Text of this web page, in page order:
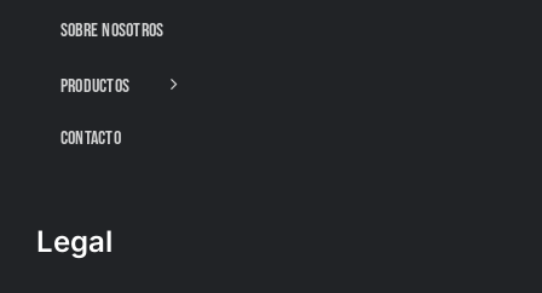
SOBRE NOSOTROS
PRODUCTOS
CONTACTO
Legal